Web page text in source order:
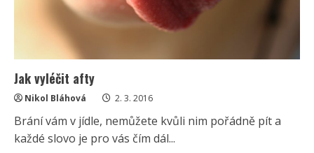
Jak vyléčit afty
Nikol Bláhová 2. 3. 2016
Brání vám v jídle, nemůžete kvůli nim pořádně pít a
každé slovo je pro vás čím dál...